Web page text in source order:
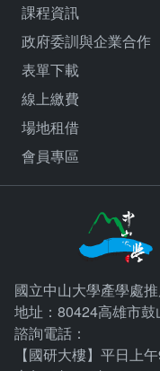
課程資訊
政府委訓與企業合作
表單下載
線上繳費
場地租借
會員專區
國立中山大學產學處
地址：80424高雄市
諮詢電話：
【國研大樓】平日上